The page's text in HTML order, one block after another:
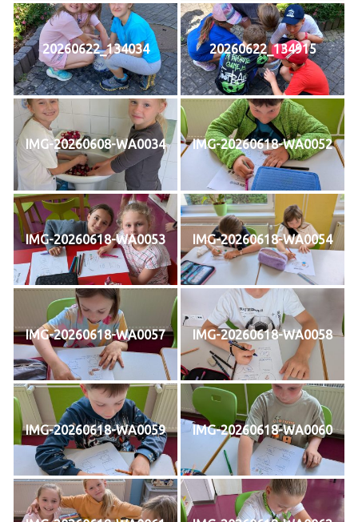
20260622_134034 20260622_134915
IMG-20260608-WA0034 IMG-20260618-WA0052
IMG-20260618-WA0053 IMG-20260618-WA0054
IMG-20260618-WA0057 IMG-20260618-WA0058
IMG-20260618-WA0059 IMG-20260618-WA0060